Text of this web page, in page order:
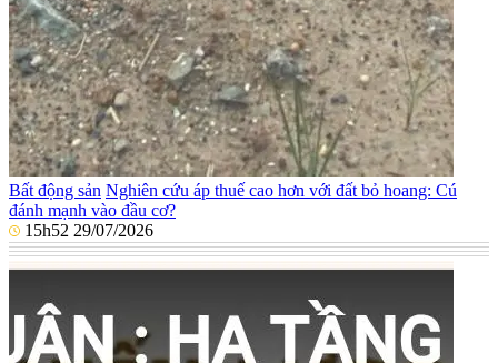
Bất động sản Nghiên cứu áp thuế cao hơn với đất bỏ hoang: Cú
đánh mạnh vào đầu cơ?
15h52 29/07/2026